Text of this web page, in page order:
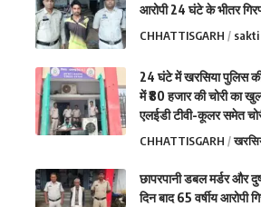
आरोपी 24 घंटे के भीतर
CHHATTISGARH sakti
24 घंटे में खरसिया पुलिस
में ₹80 हजार की चोरी का
एलईडी टीवी-कूलर समेत
CHHATTISGARH
छापरपानी डबल मर्डर और
दिन बाद 65 वर्षीय आरोपी